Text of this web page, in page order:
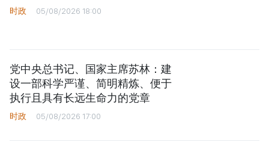
时政 05/08/2026 18:00
党中央总书记、国家主席苏林：建
设一部科学严谨、简明精炼、便于
执行且具有长远生命力的党章
时政 05/08/2026 17:00